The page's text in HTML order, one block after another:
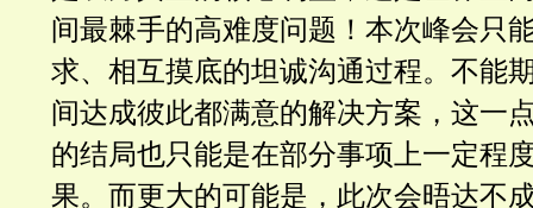
间最棘手的高难度问题！本次峰会只
求、相互摸底的坦诚沟通过程。不能
间达成彼此都满意的解决方案，这一
的结局也只能是在部分事项上一定程
果。而更大的可能是，此次会晤达不